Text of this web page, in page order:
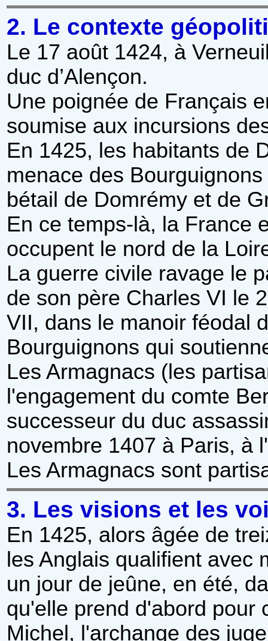
2. Le contexte
Le 17 août 1424, à
duc d’Alençon.
Une poignée de Français
soumise aux incursions
En 1425, les habitants de
menace des
bétail de Domrémy et de
En ce temps-là, la France
occupent le nord de la
La guerre civile ravage le
de son père Charles VI le
VII, dans le manoir féodal
Bourguignons qui
Les Armagnacs (les
l'engagement du comte
successeur du duc
novembre 1407 à Paris, à
Les Armagnacs sont
3. Les visions et les
En 1425, alors âgée de
les Anglais qualifient avec
un jour de jeûne, en été,
qu'elle prend d'abord pour
Michel , l'archange des